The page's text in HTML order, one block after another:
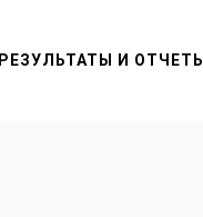
РЕЗУЛЬТАТЫ И ОТЧЕТЫ